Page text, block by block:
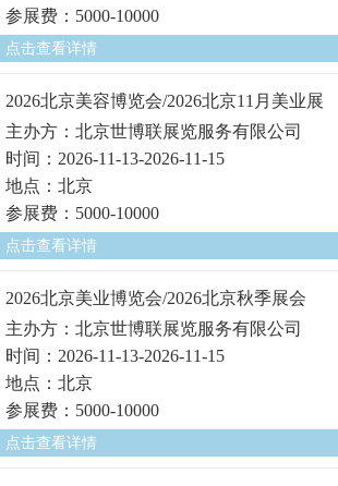
参展费：5000-10000
点击查看详情
2026北京美容博览会/2026北京11月美业展
主办方：北京世博联展览服务有限公司
时间：2026-11-13-2026-11-15
地点：北京
参展费：5000-10000
点击查看详情
2026北京美业博览会/2026北京秋季展会
主办方：北京世博联展览服务有限公司
时间：2026-11-13-2026-11-15
地点：北京
参展费：5000-10000
点击查看详情